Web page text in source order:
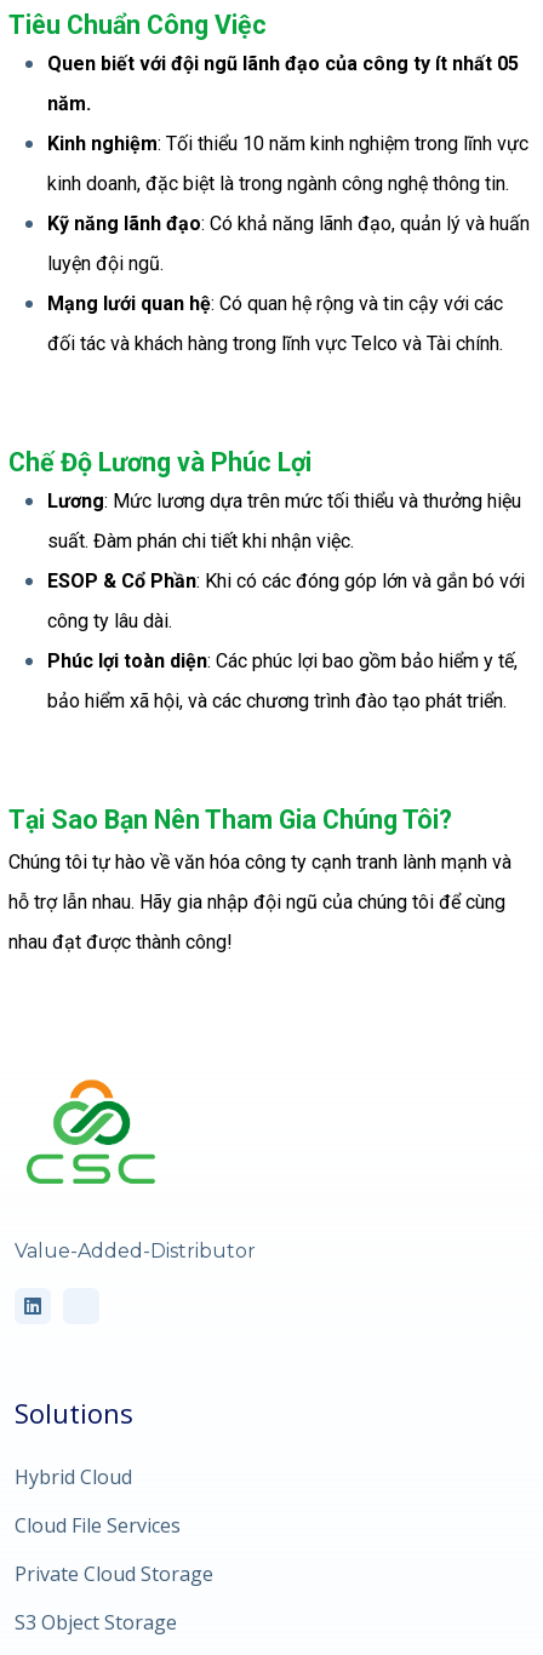
Tiêu Chuẩn Công Việc
Quen biết với đội ngũ lãnh đạo của công ty ít nhất 05
năm.
Kinh nghiệm: Tối thiểu 10 năm kinh nghiệm trong lĩnh vực
kinh doanh, đặc biệt là trong ngành công nghệ thông tin.
Kỹ năng lãnh đạo: Có khả năng lãnh đạo, quản lý và huấn
luyện đội ngũ.
Mạng lưới quan hệ: Có quan hệ rộng và tin cậy với các
đối tác và khách hàng trong lĩnh vực Telco và Tài chính.
Chế Độ Lương và Phúc Lợi
Lương: Mức lương dựa trên mức tối thiểu và thưởng hiệu
suất. Đàm phán chi tiết khi nhận việc.
ESOP & Cổ Phần: Khi có các đóng góp lớn và gắn bó với
công ty lâu dài.
Phúc lợi toàn diện: Các phúc lợi bao gồm bảo hiểm y tế,
bảo hiểm xã hội, và các chương trình đào tạo phát triển.
Tại Sao Bạn Nên Tham Gia Chúng Tôi?
Chúng tôi tự hào về văn hóa công ty cạnh tranh lành mạnh và
hỗ trợ lẫn nhau. Hãy gia nhập đội ngũ của chúng tôi để cùng
nhau đạt được thành công!
Value-Added-Distributor
Solutions
Hybrid Cloud
Cloud File Services
Private Cloud Storage
S3 Object Storage